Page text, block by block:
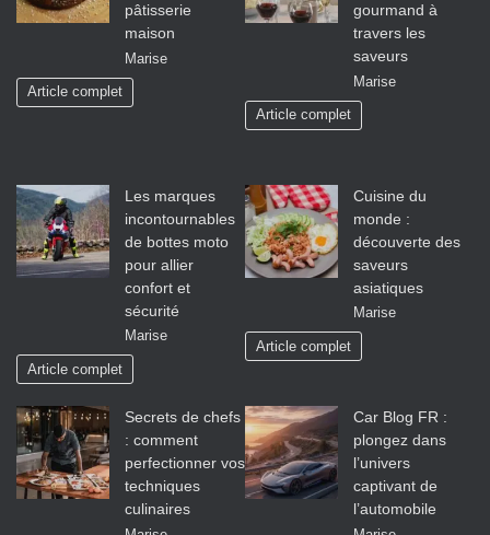
pâtisserie
maison
Marise
Article complet
gourmand à
travers les
saveurs
Marise
Article complet
Les marques
incontournables
de bottes moto
pour allier
confort et
sécurité
Marise
Article complet
Cuisine du
monde :
découverte des
saveurs
asiatiques
Marise
Article complet
Secrets de chefs
: comment
perfectionner vos
techniques
culinaires
Car Blog FR :
plongez dans
l’univers
captivant de
l’automobile